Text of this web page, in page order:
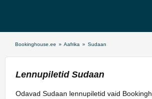
Bookinghouse.ee » Aafrika » Sudaan
Lennupiletid Sudaan
Odavad Sudaan lennupiletid vaid